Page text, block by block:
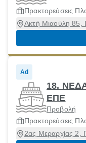
Πρακτορεύσεις
Ακτή Μιαούλη 85,
Ad
18.
ΕΠΕ
Προβολή
Πρακτορεύσεις
2ας Μεραρχίας 2,